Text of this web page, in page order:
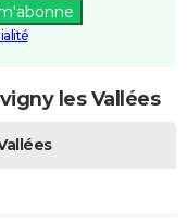
les Vallées